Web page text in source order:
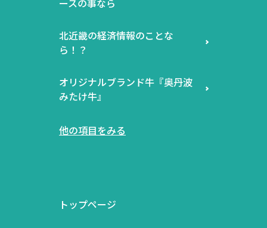
北近畿の経済情報のことな
ら！？
オリジナルブランド牛『奥丹波
みたけ牛』
他の項目をみる
トップページ